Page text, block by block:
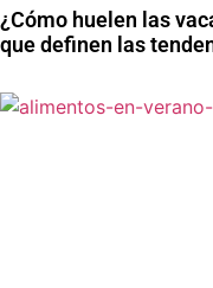
¿Cómo huelen las
que definen las